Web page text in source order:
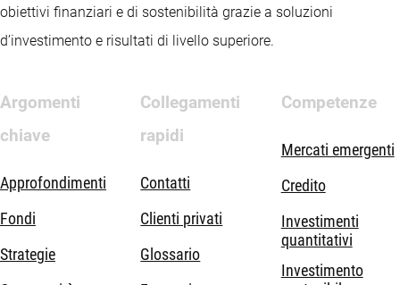
obiettivi finanziari e di sostenibilità grazie a soluzioni
d’investimento e risultati di livello superiore.
Argomenti
chiave
Approfondimenti
Fondi
Strategie
Collegamenti
rapidi
Contatti
Clienti privati
Glossario
Competenze
Mercati emergenti
Credito
Investimenti
quantitativi
Investimento